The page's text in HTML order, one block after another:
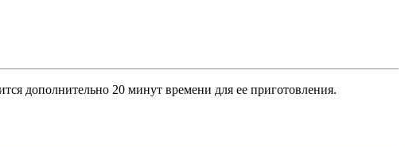
дополнительно 20 минут времени для ее приготовления.